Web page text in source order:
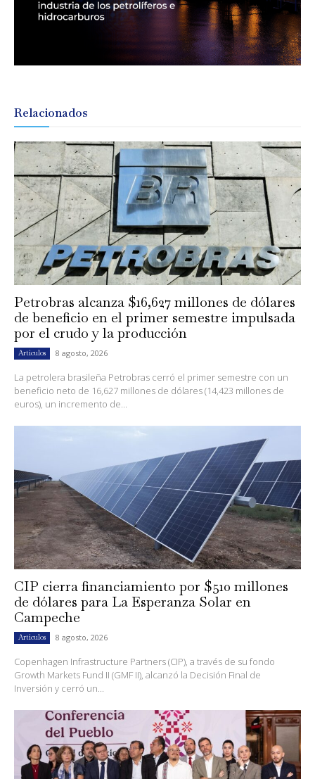
Relacionados
Petrobras alcanza $16,627 millones de dólares
de beneficio en el primer semestre impulsada
por el crudo y la producción
Artículos 8 agosto, 2026
La petrolera brasileña Petrobras cerró el primer semestre con un
beneficio neto de 16,627 millones de dólares (14,423 millones de
euros), un incremento de...
CIP cierra financiamiento por $510 millones
de dólares para La Esperanza Solar en
Campeche
Artículos 8 agosto, 2026
Copenhagen Infrastructure Partners (CIP), a través de su fondo
Growth Markets Fund II (GMF II), alcanzó la Decisión Final de
Inversión y cerró un...